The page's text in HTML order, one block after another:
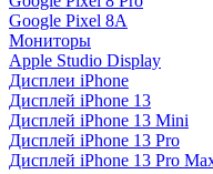
Google Pixel 8A
Мониторы
Apple Studio Display
Дисплеи iPhone
Дисплей iPhone 13
Дисплей iPhone 13 Mini
Дисплей iPhone 13 Pro
Дисплей iPhone 13 Pro